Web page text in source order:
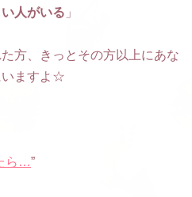
人がいる 」
方、きっとその方以上にあな
いますよ☆
ら…”